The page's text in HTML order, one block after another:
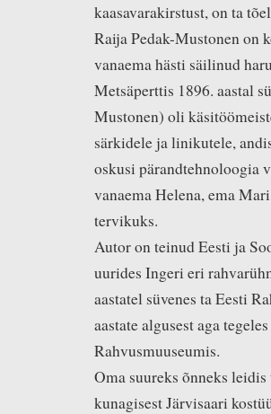
kaasavarakirstust, on ta
Raija Pedak-Mustonen on
vanaema hästi säilinud
Metsäperttis 1896. aastal
Mustonen) oli
särkidele ja linikutele,
oskusi pärandtehnoloogia
vanaema Helena, ema
tervikuks.
Autor on teinud Eesti ja
uurides Ingeri eri
aastatel süvenes ta Eesti
aastate algusest aga
Rahvusmuuseumis.
Oma suureks õnneks
kunagisest Järvisaari